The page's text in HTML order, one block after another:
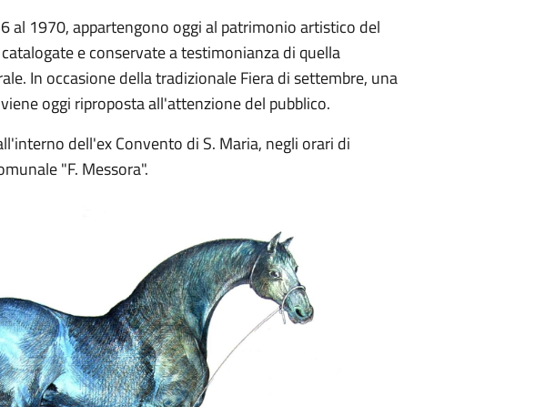
al 1970, appartengono oggi al patrimonio artistico del
e conservate a testimonianza di quella
In occasione della tradizionale Fiera di settembre, una
oggi riproposta all'attenzione del pubblico.
dell'ex Convento di S. Maria, negli orari di
"F. Messora".